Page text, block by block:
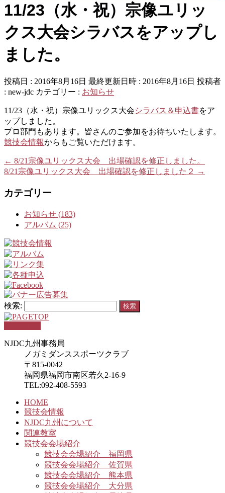
11/23（水・祝）宗像ユリッ
クス大会シラバスをアップし
ました。
投稿日 : 2016年8月16日 最終更新日時 : 2016年8月16日 投稿者
: new-jdc カテゴリー : お知らせ
11/23（水・祝）宗像ユリックス大会シラバス＆申込書をア
ップしました。
プロ部門もあります。皆さんのご参加をお待ちいたします。
競技会情報からもご覧いただけます。
← 8/21宗像ユリックス大会 出場確認を修正しました。
8/21宗像ユリックス大会 出場確認を修正しました２
→
カテゴリー
お知らせ (183)
アルバム (25)
検索:
NJDC九州事務局
ノガミダンススポーツクラブ
〒815-0042
福岡県福岡市南区若久2-16-9
TEL:092-408-5593
HOME
競技会情報
NJDC九州について
関連教室
競技会会場紹介
競技会会場紹介 福岡県
競技会会場紹介 佐賀県
競技会会場紹介 熊本県
競技会会場紹介 大分県